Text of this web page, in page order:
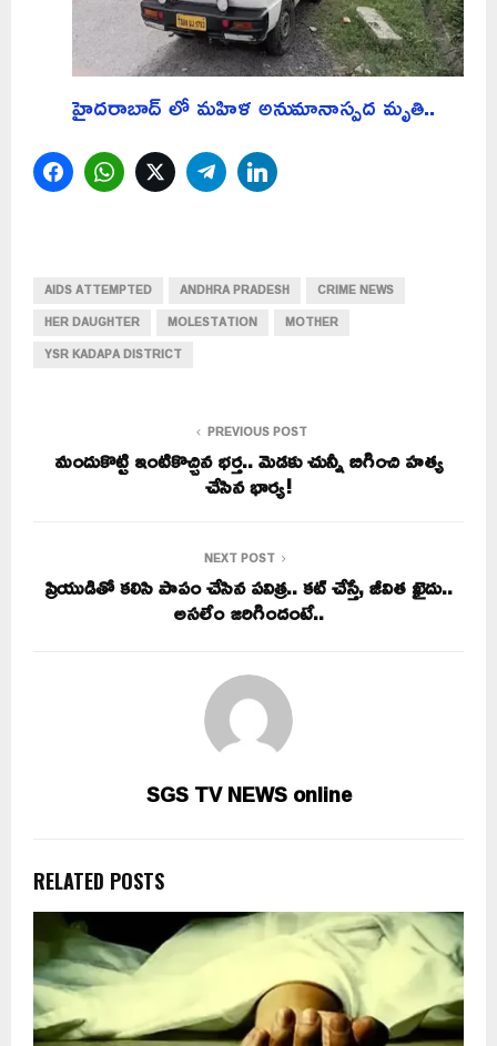
హైదరాబాద్ లో మహిళ అనుమానాస్పద మృతి..
FacebookWhatsAppTwitterTelegram
AIDS ATTEMPTED ANDHRA PRADESH
CRIME NEWS
HER DAUGHTER
MOLESTATION
MOTHER
YSR KADAPA DISTRICT
PREVIOUS POST
మందుకొట్టి ఇంటికొచ్చిన భర్త.. మెడకు చున్నీ బిగించి హత్య
చేసిన భార్య!
NEXT POST
ప్రియుడితో కలిసి పాపం చేసిన పవిత్ర.. కట్ చేస్తే, జీవిత ఖైదు..
అసలేం జరిగిందంటే..
SGS TV NEWS online
RELATED POSTS